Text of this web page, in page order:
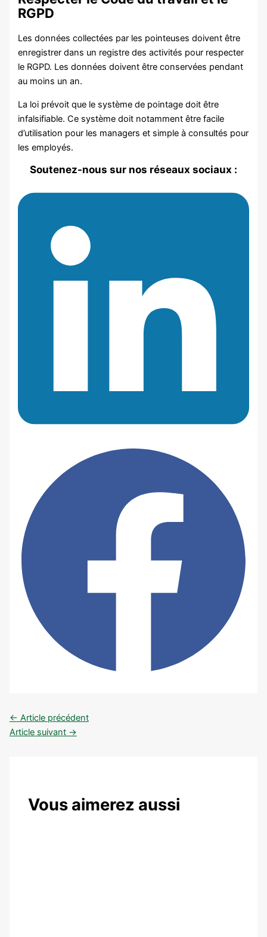
RGPD
Les données collectées par les pointeuses doivent être
enregistrer dans un registre des activités pour respecter
le RGPD. Les données doivent être conservées pendant
au moins un an.
La loi prévoit que le système de pointage doit être
infalsifiable. Ce système doit notamment être facile
d’utilisation pour les managers et simple à consultés pour
les employés.
Soutenez-nous sur nos réseaux sociaux :
← Article précédent
Article suivant →
Vous aimerez aussi